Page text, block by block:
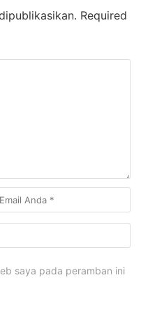
Required
saya pada peramban ini